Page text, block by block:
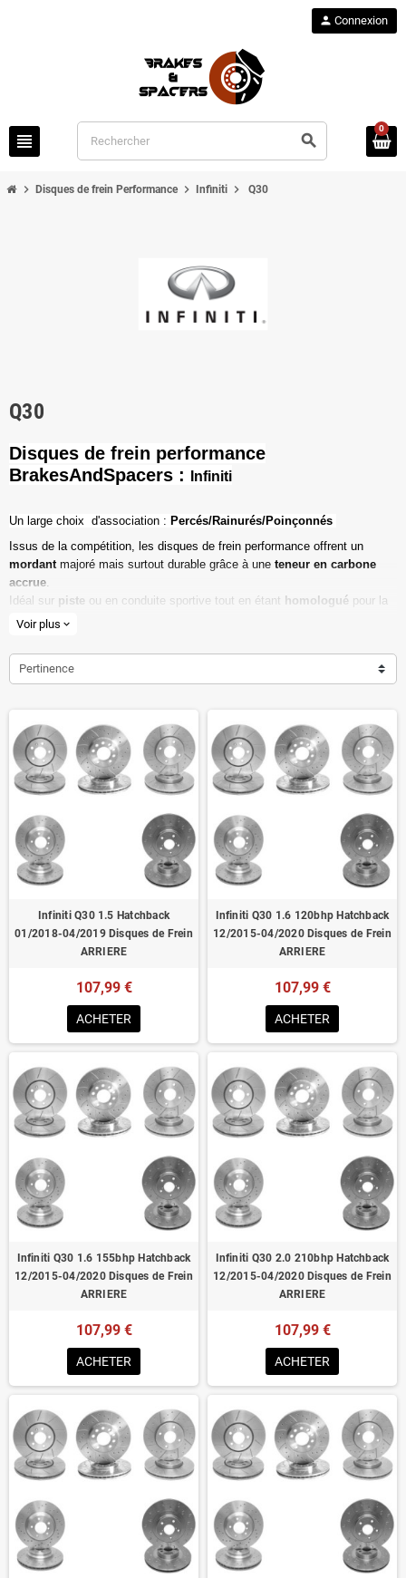
view_headline search
person Connexion
0
chevron_right Disques de frein Performance chevron_right Infiniti chevron_right Q30
Q30
Disques de frein performance
BrakesAndSpacers :
Infiniti
Un l arge choix d'association : Percés/Rainurés/Poinçonnés
Issus de la compétition, les disques de frein performance offrent un
mordant majoré mais surtout durable grâce à une teneur en carbone
accrue.
Idéal sur piste ou en conduite sportive tout en étant homologué pour la
route ouverte.
Dimensions d'origine respectées
Installation en lieu et place.
Homologué pour le contrôle technique
Voir plus expand_more
Pertinence
Infiniti Q30 1.5 Hatchback
01/2018-04/2019 Disques de Frein
ARRIERE
107,99 €
ACHETER
Infiniti Q30 1.6 120bhp Hatchback
12/2015-04/2020 Disques de Frein
ARRIERE
107,99 €
ACHETER
Infiniti Q30 1.6 155bhp Hatchback
12/2015-04/2020 Disques de Frein
ARRIERE
107,99 €
ACHETER
Infiniti Q30 2.0 210bhp Hatchback
12/2015-04/2020 Disques de Frein
ARRIERE
107,99 €
ACHETER